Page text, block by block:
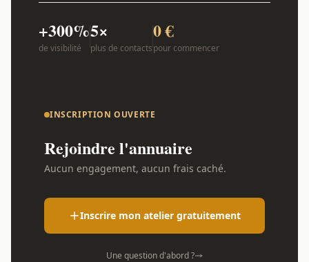
+300%
de visibilité
5×
plus de contacts
0 €
pour commencer
INSCRIPTION OUVERTE
Rejoindre l'annuaire
Aucun engagement, aucun frais caché.
Inscrire mon atelier gratuitement
Une question d'abord ?